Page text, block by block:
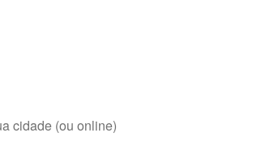
cidade (ou online)